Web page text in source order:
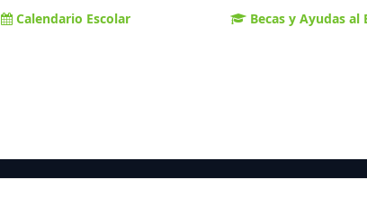
Calendario Escolar Becas y Ayudas al